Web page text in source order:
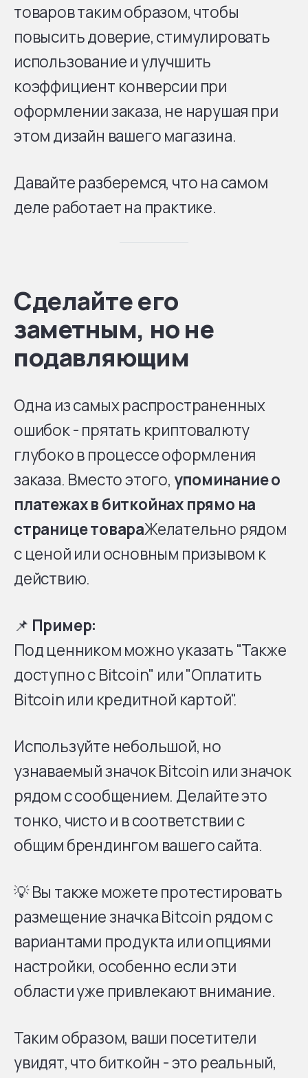
товаров таким образом, чтобы
повысить доверие, стимулировать
использование и улучшить
коэффициент конверсии при
оформлении заказа, не нарушая при
этом дизайн вашего магазина.
Давайте разберемся, что на самом
деле работает на практике.
Сделайте его
заметным, но не
подавляющим
Одна из самых распространенных
ошибок - прятать криптовалюту
глубоко в процессе оформления
заказа. Вместо этого, упоминание о
платежах в биткойнах прямо на
странице товараЖелательно рядом
с ценой или основным призывом к
действию.
📌 Пример:
Под ценником можно указать "Также
доступно с Bitcoin" или "Оплатить
Bitcoin или кредитной картой".
Используйте небольшой, но
узнаваемый значок Bitcoin или значок
рядом с сообщением. Делайте это
тонко, чисто и в соответствии с
общим брендингом вашего сайта.
💡 Вы также можете протестировать
размещение значка Bitcoin рядом с
вариантами продукта или опциями
настройки, особенно если эти
области уже привлекают внимание.
Таким образом, ваши посетители
увидят, что биткойн - это реальный,